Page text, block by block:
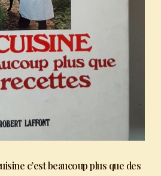
c’est beaucoup plus que des